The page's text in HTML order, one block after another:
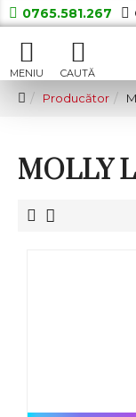
0765.581.267
Producător
MOLLY